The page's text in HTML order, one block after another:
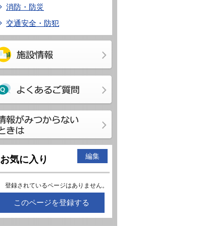
消防・防災
交通安全・防犯
お気に入り 編集
登録されているページはありません。
このページを登録する